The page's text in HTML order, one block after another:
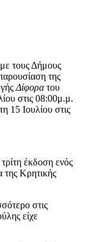
τους Δήμους
της
Δίφορατου
στις 08:00μ.μ.
15 Ιουλίου στις
έκδοση ενός
της Κρητικής
στις
είχε